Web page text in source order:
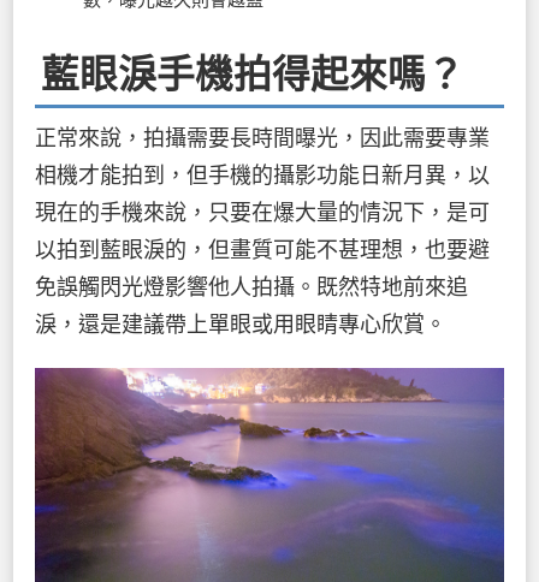
藍眼淚手機拍得起來嗎？
正常來說，拍攝需要長時間曝光，因此需要專業
相機才能拍到，但手機的攝影功能日新月異，以
現在的手機來說，只要在爆大量的情況下，是可
以拍到藍眼淚的，但畫質可能不甚理想，也要避
免誤觸閃光燈影響他人拍攝。既然特地前來追
淚，還是建議帶上單眼或用眼睛專心欣賞。